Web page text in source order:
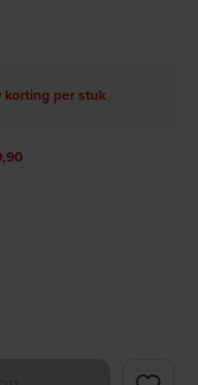
korting per stuk
hoeveelheid in of